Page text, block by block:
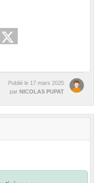
Publié le 17 mars 2025
par NICOLAS PUPAT